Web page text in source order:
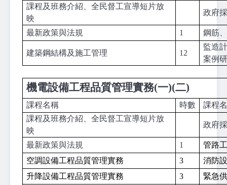
課程及班務介紹、全民督工宣導短片放
映
政府
最新政策與法規 1 鋼筋
建築鋼結構及施工管理 12
監造
案例
機電設備工程品質管理實務(一)(二)
課程名稱 時數
課程
課程及班務介紹、全民督工宣導短片放
映
政府
最新政策與法規 1
管路
空調設備工程品質管理實務
3
消防
升降設備工程品質管理實務
3 緊急